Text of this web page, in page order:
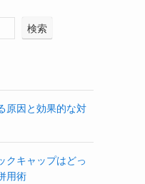
検索
原因と効果的な対
クキャップはどっ
用術